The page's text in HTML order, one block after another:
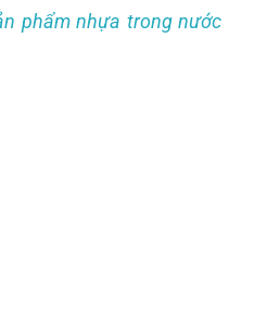
phẩm nhựa trong nước